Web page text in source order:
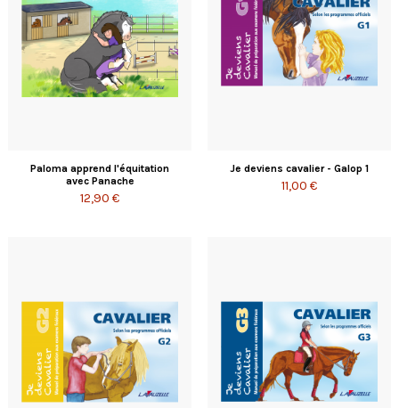
Paloma apprend l'équitation
avec Panache
12,90 €
Je deviens cavalier - Galop 1
11,00 €